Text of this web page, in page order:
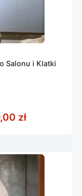
Salonu i Klatki
złZakres